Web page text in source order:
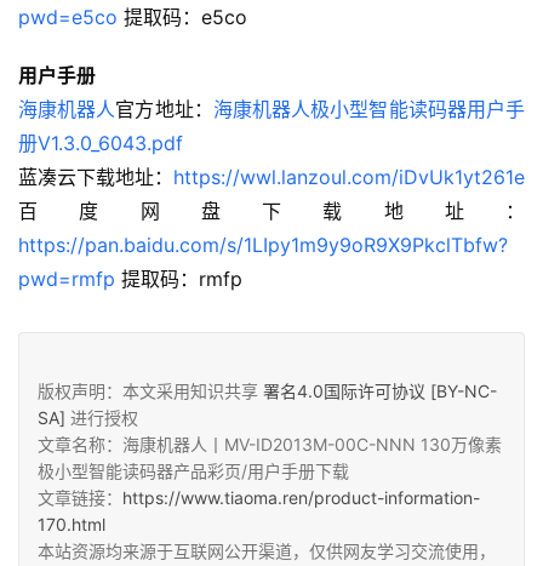
pwd=e5co 提取码：e5co
用户手册
海康机器人官方地址： 海康机器人极小型智能读码器用户手
册V1.3.0_6043.pdf
蓝凑云下载地址： https://wwl.lanzoul.com/iDvUk1yt261e
百度网盘下载地址：
https://pan.baidu.com/s/1LIpy1m9y9oR9X9PkclTbfw?
pwd=rmfp 提取码：rmfp
版权声明：本文采用知识共享 署名4.0国际许可协议 [BY-NC-
SA] 进行授权
文章名称：海康机器人丨MV-ID2013M-00C-NNN 130万像素
极小型智能读码器产品彩页/用户手册下载
文章链接： https://www.tiaoma.ren/product-information-
170.html
本站资源均来源于互联网公开渠道，仅供网友学习交流使用，